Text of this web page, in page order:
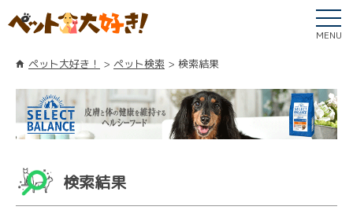
MENU
ペット大好き！ ペット検索 検索結果
検索結果